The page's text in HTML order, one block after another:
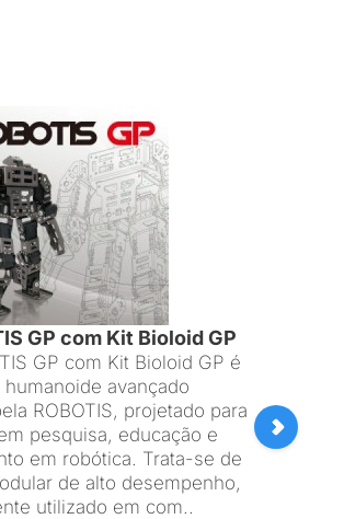
GP com Kit Bioloid GP
GP com Kit Bioloid GP é
avançado
ROBOTIS, projetado para
pesquisa, educação e
em robótica. Trata-se de
de alto desempenho,
utilizado em com..